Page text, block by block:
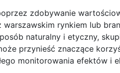
zdobywanie
rynkiem lub
naturalny i etyczny,
przynieść znaczące
monitorowania efektów i